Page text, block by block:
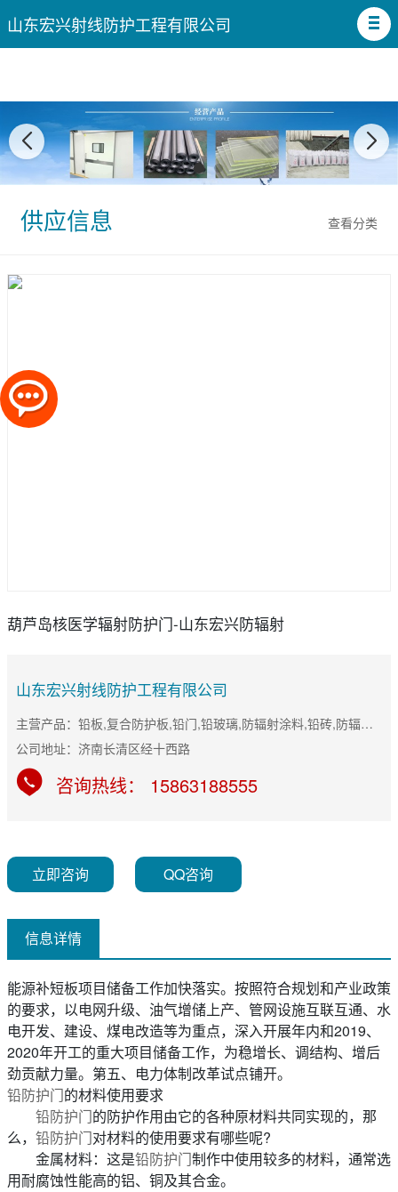
山东宏兴射线防护工程有限公司
查看分类
供应信息
葫芦岛核医学辐射防护门-山东宏兴防辐射
山东宏兴射线防护工程有限公司
主营产品：铅板,复合防护板,铅门,铅玻璃,防辐射涂料,铅砖,防辐射门
公司地址：济南长清区经十西路
咨询热线： 15863188555
立即咨询 QQ咨询
信息详情
能源补短板项目储备工作加快落实。按照符合规划和产业政策
的要求，以电网升级、油气增储上产、管网设施互联互通、水
电开发、建设、煤电改造等为重点，深入开展年内和2019、
2020年开工的重大项目储备工作，为稳增长、调结构、增后
劲贡献力量。第五、电力体制改革试点铺开。
铅防护门的材料使用要求
铅防护门的防护作用由它的各种原材料共同实现的，那
么， 铅防护门对材料的使用要求有哪些呢?
金属材料：这是铅防护门制作中使用较多的材料，通常选
用耐腐蚀性能高的铝、铜及其合金。